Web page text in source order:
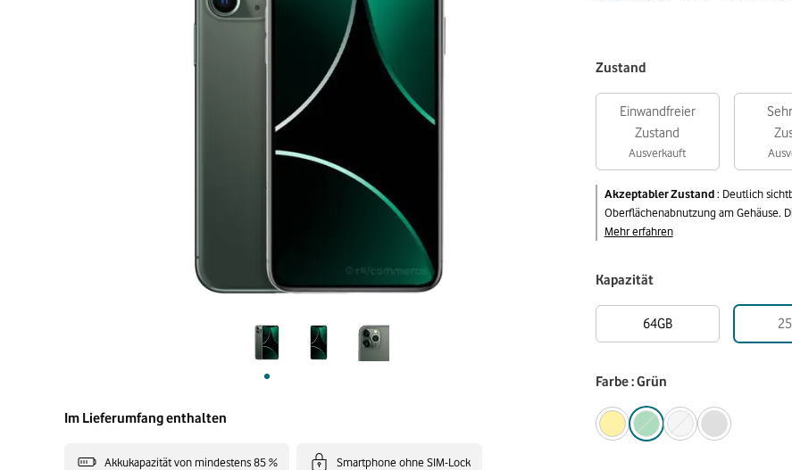
Im Lieferumfang enthalten
Akkukapazität von mindestens 85 % Smartphone ohne SIM-Lock
Zustand
Einwandfreier
Zustand
Ausverkauft
Akzeptabler Zustand: Deutlich
Oberflächenabnutzung am Gehäuse.
Mehr erfahren
Kapazität
64GB
Farbe : Grün